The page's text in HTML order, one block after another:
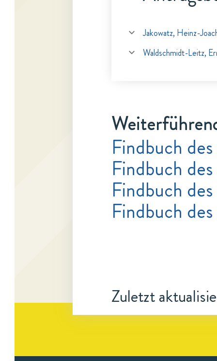
Jakowatz, Heinz-
Waldschmidt-Leitz,
Findbuch
Findbuch
Findbuch
Findbuch
Zuletzt